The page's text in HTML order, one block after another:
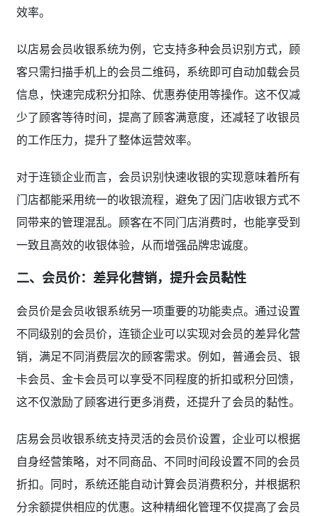
效率。
以店易会员收银系统为例，它支持多种会员识别方式，顾
客只需扫描手机上的会员二维码，系统即可自动加载会员
信息，快速完成积分扣除、优惠券使用等操作。这不仅减
少了顾客等待时间，提高了顾客满意度，还减轻了收银员
的工作压力，提升了整体运营效率。
对于连锁企业而言，会员识别快速收银的实现意味着所有
门店都能采用统一的收银流程，避免了因门店收银方式不
同带来的管理混乱。顾客在不同门店消费时，也能享受到
一致且高效的收银体验，从而增强品牌忠诚度。
二、会员价：差异化营销，提升会员黏性
会员价是会员收银系统另一项重要的功能卖点。通过设置
不同级别的会员价，连锁企业可以实现对会员的差异化营
销，满足不同消费层次的顾客需求。例如，普通会员、银
卡会员、金卡会员可以享受不同程度的折扣或积分回馈，
这不仅激励了顾客进行更多消费，还提升了会员的黏性。
店易会员收银系统支持灵活的会员价设置，企业可以根据
自身经营策略，对不同商品、不同时间段设置不同的会员
折扣。同时，系统还能自动计算会员消费积分，并根据积
分余额提供相应的优惠。这种精细化管理不仅提高了会员